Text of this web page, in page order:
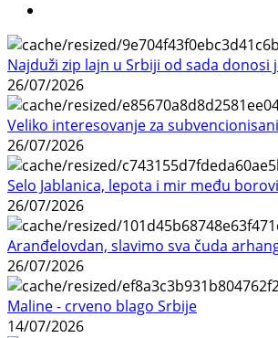
Najduži zip lajn u Srbiji od sada donosi
26/07/2026
Veliko interesovanje za
26/07/2026
Selo Jablanica, lepota i mir među
26/07/2026
Aranđelovdan, slavimo sva čuda
26/07/2026
Maline - crveno blago Srbije
14/07/2026